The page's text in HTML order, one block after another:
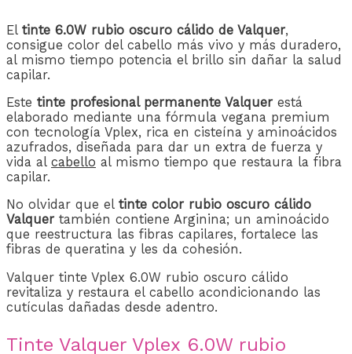
El tinte 6.0W rubio oscuro cálido de Valquer,
consigue color del cabello más vivo y más duradero,
al mismo tiempo potencia el brillo sin dañar la salud
capilar.
Este tinte profesional permanente Valquer está
elaborado mediante una fórmula vegana premium
con tecnología Vplex, rica en cisteína y aminoácidos
azufrados, diseñada para dar un extra de fuerza y ​​
vida al cabello al mismo tiempo que restaura la fibra
capilar.
No olvidar que el tinte color rubio oscuro cálido
Valquer también contiene Arginina; un aminoácido
que reestructura las fibras capilares, fortalece las
fibras de queratina y les da cohesión.
Valquer tinte Vplex 6.0W rubio oscuro cálido
revitaliza y restaura el cabello acondicionando las
cutículas dañadas desde adentro.
Tinte Valquer Vplex 6.0W rubio